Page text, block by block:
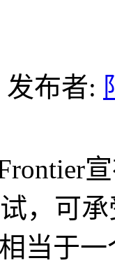
发布者:
，可
相当于